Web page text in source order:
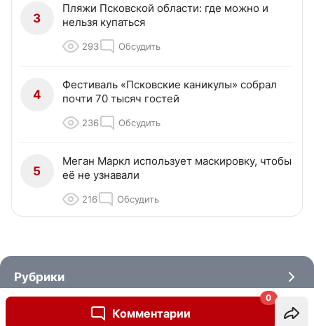
Комментарии
0
3
Пляжи Псковской области: где можно и
нельзя купаться
293 Обсудить
4
Фестиваль «Псковские каникулы» собрал
почти 70 тысяч гостей
236 Обсудить
5
Меган Маркл использует маскировку, чтобы
её не узнавали
216 Обсудить
Рубрики